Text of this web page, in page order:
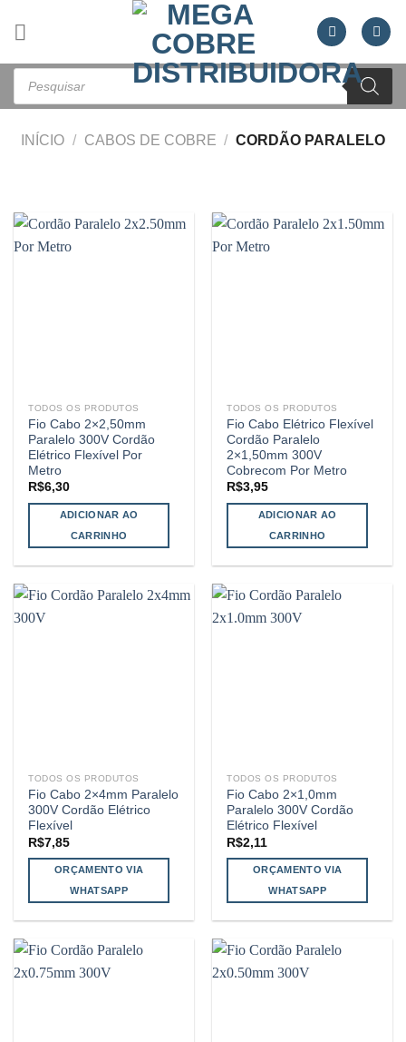
Pesquisar
produtos
INÍCIO / CABOS DE COBRE / CORDÃO PARALELO
TODOS OS PRODUTOS
Fio Cabo 2×2,50mm
Paralelo 300V Cordão
Elétrico Flexível Por
Metro
R$6,30
ADICIONAR AO
CARRINHO
TODOS OS PRODUTOS
Fio Cabo Elétrico Flexível
Cordão Paralelo
2×1,50mm 300V
Cobrecom Por Metro
R$3,95
ADICIONAR AO
CARRINHO
TODOS OS PRODUTOS
Fio Cabo 2×4mm Paralelo
300V Cordão Elétrico
Flexível
R$7,85
ORÇAMENTO VIA
WHATSAPP
TODOS OS PRODUTOS
Fio Cabo 2×1,0mm
Paralelo 300V Cordão
Elétrico Flexível
R$2,11
ORÇAMENTO VIA
WHATSAPP